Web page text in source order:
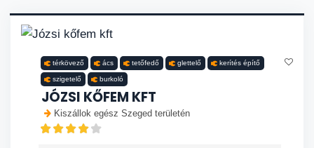
térkövező ács tetőfedő glettelő kerítés építő
szigetelő burkoló
JÓZSI KŐFEM KFT
Kiszállok egész Szeged területén